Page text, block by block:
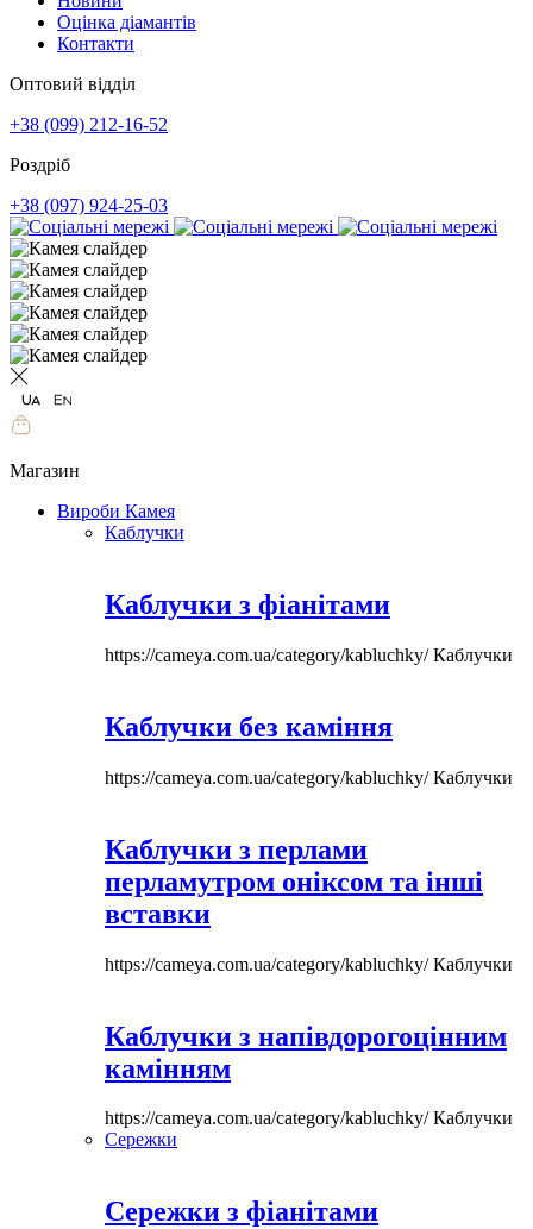
Оцінка діамантів
Контакти
Оптовий відділ
+38 (099) 212-16-52
Роздріб
+38 (097) 924-25-03
Магазин
Вироби Камея
Каблучки
Каблучки з фіанітами
https://cameya.com.ua/category/kabluchky/Каблучки
Каблучки без каміння
https://cameya.com.ua/category/kabluchky/Каблучки
Каблучки з перлами
перламутром оніксом та інші
вставки
https://cameya.com.ua/category/kabluchky/Каблучки
Каблучки з напівдорогоцінним
камінням
https://cameya.com.ua/category/kabluchky/Каблучки
Сережки
Сережки з фіанітами